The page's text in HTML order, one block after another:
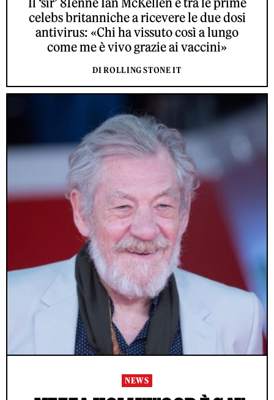
celebs britanniche a ricevere le due dosi
antivirus: «Chi ha vissuto così a lungo
come me è vivo grazie ai vaccini»
DI ROLLING STONE IT
NEWS